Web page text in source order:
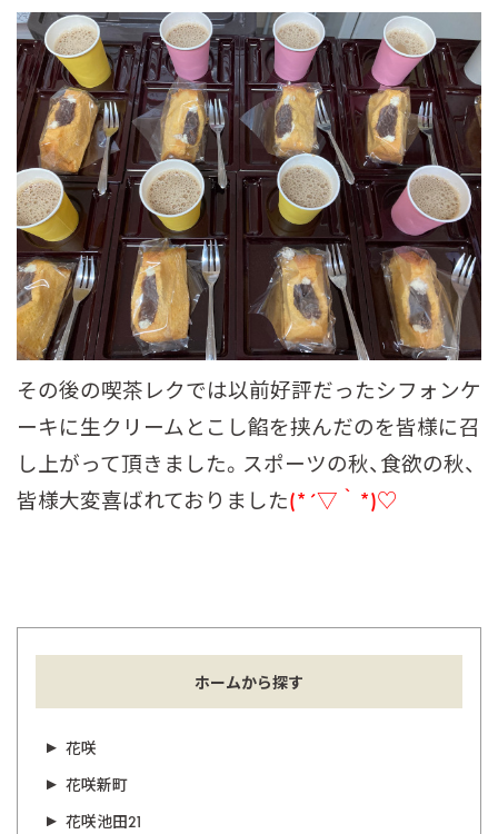
その後の喫茶レクでは以前好評だったシフォンケ
ーキに生クリームとこし餡を挟んだのを皆様に召
し上がって頂きました。スポーツの秋、食欲の秋、
皆様大変喜ばれておりました(*´▽｀*)♡
ホームから探す
花咲
花咲新町
花咲池田21